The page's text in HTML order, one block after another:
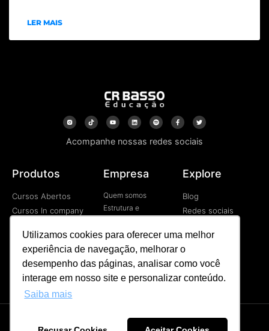
Utilizamos cookies para oferecer uma melhor
experiência de navegação, melhorar o
desempenho das páginas, analisar como você
interage em nosso site e personalizar conteúdo.
Saiba mais
LER MAIS
Acompanhe nossas redes sociais
Produtos
Cursos Abertos
Cursos In company
Programa de
Desenvolvimetno de
Líderes
Palestras
Empresa
Quem somos
Estrutura e
Tecnologia
Contato
Explore
Blog
Redes sociais